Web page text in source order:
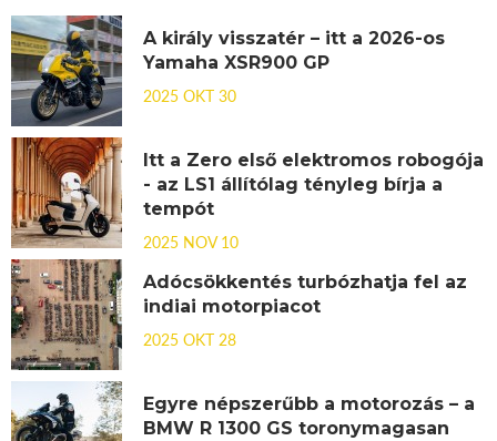
A király visszatér – itt a 2026-os
Yamaha XSR900 GP
2025 OKT 30
Itt a Zero első elektromos robogója
- az LS1 állítólag tényleg bírja a
tempót
2025 NOV 10
Adócsökkentés turbózhatja fel az
indiai motorpiacot
2025 OKT 28
Egyre népszerűbb a motorozás – a
BMW R 1300 GS toronymagasan